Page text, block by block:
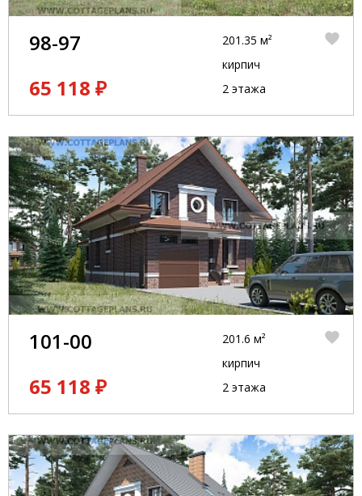
98-97
65 118 ₽
201.35 м²
кирпич
2 этажа
101-00
65 118 ₽
201.6 м²
кирпич
2 этажа